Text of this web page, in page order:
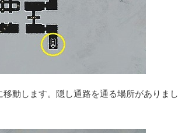
動します。隠し通路を通る場所がありまし